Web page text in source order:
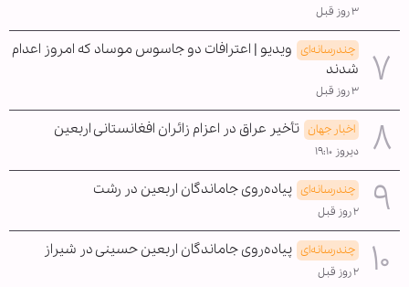
۳ روز قبل
چندرسانه‌ای ویدیو | اعترافات دو جاسوس موساد که امروز اعدام
شدند
۳ روز قبل
اخبار جهان تأخیر عراق در اعزام زائران افغانستانی اربعین
دیروز ۱۹:۱۰
چندرسانه‌ای پیاده‌روی جاماندگان اربعین در رشت
۲ روز قبل
چندرسانه‌ای پیاده‌روی جاماندگان اربعین حسینی در شیراز
۲ روز قبل